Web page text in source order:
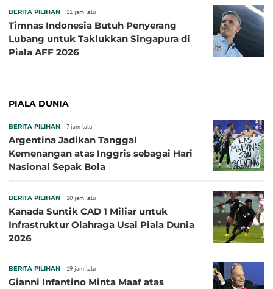
BERITA PILIHAN 11 jam lalu
Timnas Indonesia Butuh Penyerang
Lubang untuk Taklukkan Singapura di
Piala AFF 2026
PIALA DUNIA
BERITA PILIHAN 7 jam lalu
Argentina Jadikan Tanggal
Kemenangan atas Inggris sebagai Hari
Nasional Sepak Bola
BERITA PILIHAN 10 jam lalu
Kanada Suntik CAD 1 Miliar untuk
Infrastruktur Olahraga Usai Piala Dunia
2026
BERITA PILIHAN 19 jam lalu
Gianni Infantino Minta Maaf atas